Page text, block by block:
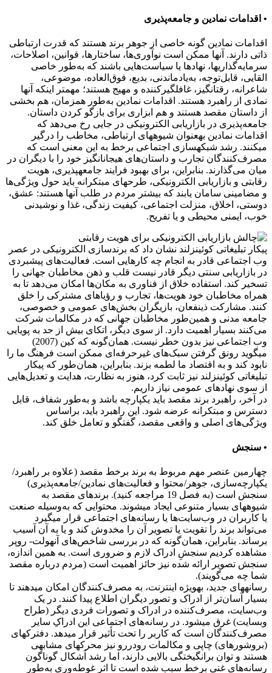
• اقدامات نمادین و جامعه‌پذیری
اقدامات نمادین گونه خاصی از جوهر برند هستند که قدرت ارتباطی
ذاتی دارند. آنها ممکن است نوآوری‌ها، ساختارها، قوانین، اصلاحات،
سرمایه‌گذاریها، نهادها یا سیاست‌هایی باشند که به‌طور خاصی
القایی، قابل‌توجه، به‌یادماندنی، بدیع، فوق‌العاده، موضوعی،
شاعرانه، رقتانگیز، غافلگیرکننده و مهیج هستند؛ مهمتر اینکه آنها
نمادی از راهبرد هستند. اقدامات نمادین به‌طور همزمان، هم بخشی
از داستان مقصد هستند و هم ابزاری برای بازگو کردن داستان.
جامعه‌پذیری در بازاریابی الکترونیکی در جایی رخ می‌دهد که
اقدامات نمادین بهعنوان شیوههای ارتباطی، مخاطب را درگیر
میکنند. رشد شبکهسازی اجتماعی برخط به این معنی است که
مصرف‌کنندگان تجارب و داستان‌های هیجانانگیز خود را با دیگران در
میان می‌گذارند. بنابراین، برای بهبود فرایند جامعهپذیری، هویت
رقابتی و بازاریابی الکترونیکی، طرحهای مبتکرانه باید حول ویژگی‌ها
و مضامینی سامان یابند که بیشتر مردم در طلب آنها هستند: عشق،
دوستی، اخلاق، منزلت اجتماعی، کیفیت زندگی، غذا و نوشیدنی
خوب، ایمنی محیطی و یا تفریح.
پیکار تبلیغاتی کوئینزلند نشان داد که برندسازی الکترونیکی در عصر
وب اجتماعی قادر به انجام چه کارهایی است. فعالیت‌های پیشبردی
در بازاریابی سنتی دیگر قادر نیست قلب‌ و ذهن مخاطبان جهانی را
تسخیر کند. استفاده خلاق از فناوری‌ به مکان‌ها امکان می‌دهد تا به
همراه مخاطبان خود هویت‌ها، تجارب و رؤیاهای مشترکی را خلق
کنند. مشارکت ذینفعان، بازیگران بخش‌های عمومی و خصوصی،
جامعه مدنی و همین‌طور مخاطبان جهانی که در مکالمات شرکت
می‌کنند بسیار اهمیت دارد. از سوی ‌دیگر، اتکای بیش ‌از حد به پویایی
وب اجتماعی نیز بدون خطر نیست. همان‌گونه که کین (2007)
میگوید رونق گرفتن سبک‌های غیرحرفه‌ای ممکن است فرهنگ ما را
نابود کند و به اقتصاد ما لطمه بزند. بنابراین، همان‌طور که پیکار
تبلیغاتی کوئینزلند نیز ثابت کرد، هنوز به نظارت، هدایت و تعدیل‌هایی
از سوی نهادهای عمومی نیاز داریم.
در آخر، راهبرد برند مقصد باید یکپارچه باشد و به‌طور شفاف، قابل
دسترس و مبتکرانه عرضه شود. این راهبرد باید، براساس
ویژگی‌های اصلی و واقعی مقصد، گفتگو و تعامل خلق کند.
• سنجش
چهارمین عنصر مهم مربوط به برند برخط مقصد (علاوه بر راهبرد/
یکپارچه‌سازی، جوهر/محتوا و فعالیت‌های نمادین/جامعه‌پذیری)
سنجش است (به فصل 19 مراجعه کنید). برندهای مقصد به
شیوههای بسیار متنوعی ایجاد میشوند. محتوایی که به‌وسیله صنعت
یا کاربران در وب‌سایت‌ها یا رسانه‌های اجتماعی قرار میگیرد
می‌تواند برند را تقویت یا تصویر آن را مخدوش کند و یا به آن آسیب
برساند. بنابراین، همان‌گونه که در بررسی شاخص‌های آنهولت- روپر
مشاهده کردیم سنجشِ ادراک لازم و ضروری است. به همین اندازه،
سنجش تصویر ارائه‌ شده نیز حائز اهمیت است (مردم درباره مقصد
شما چه می‌گویند).
رسانههای جدید، بهویژه اینترنت، به مصرف‌کنندگان امکان میدهند تا
بسیار آسان‌تر از ادراک و تصور‌ دیگران اطلاع پیدا کنند. در یک
وب‌سایت، مصرف‌کننده در ادراک و تصورات فردی دیگر (طراح
وبسایت) غرق میشود. در رسانه‌های اجتماعی این ادراک‌ِ سایر
مصرف‌کنندگان است که کاربر را تحت تأثیر قرار میدهد. دفترکهای
(بروشورهای) چاپی و مکالمات رودررو نیز محرکهای مشابهی
هستند و توان برانگیختگی بالایی دارند، اما رشد اَشکال گوناگون
رسانه‌های غنی برخط سبب شده است تا اثر غوطه‌وری به‌طور